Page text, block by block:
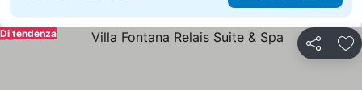
Condividi
Di tendenza